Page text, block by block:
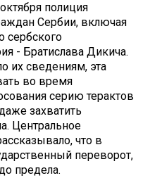
полиция
Сербии, включая
сербского
- Братислава Дикича.
их сведениям, эта
во время
серию терактов
захватить
Центральное
что в
переворот,
предела.